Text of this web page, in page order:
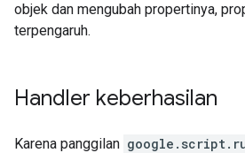
objek dan mengubah propertinya,
terpengaruh.
Handler keberhasilan
Karena panggilan